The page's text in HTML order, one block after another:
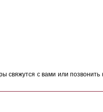
свяжутся с вами или